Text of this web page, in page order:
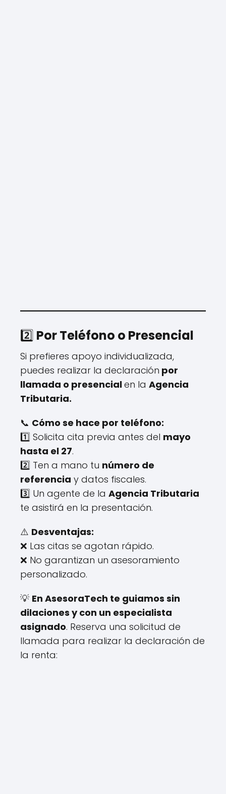
2️⃣ Por Teléfono o Presencial
Si prefieres apoyo individualizada,
puedes realizar la declaración por
llamada o presencialen la Agencia
Tributaria.
📞 Cómo se hace por teléfono:
1️⃣ Solicita cita previa antes del mayo
hasta el 27.
2️⃣ Ten a mano tu número de
referencia y datos fiscales.
3️⃣ Un agente de la Agencia Tributaria
te asistirá en la presentación.
⚠️ Desventajas:
❌ Las citas se agotan rápido.
❌ No garantizan un asesoramiento
personalizado.
💡 En AsesoraTech te guiamos sin
dilaciones y con un especialista
asignado. Reserva una solicitud de
llamada para realizar la declaración de
la renta: